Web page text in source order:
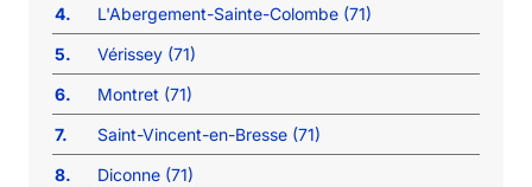
4.
L'Abergement-Sainte-Colombe (71)
5.
Vérissey (71)
6.
Montret (71)
7.
Saint-Vincent-en-Bresse (71)
8.
Diconne (71)